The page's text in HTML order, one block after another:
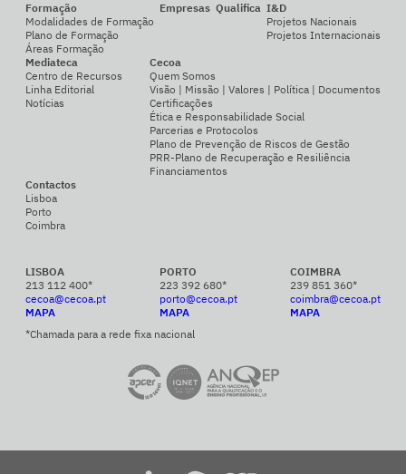
Formação
Modalidades de Formação
Plano de Formação
Áreas Formação
Empresas Qualifica I&D
Projetos Nacionais
Projetos Internacionais
Mediateca
Centro de Recursos
Linha Editorial
Notícias
Cecoa
Quem Somos
Visão | Missão | Valores | Política | Documentos
Certificações
Ética e Responsabilidade Social
Parcerias e Protocolos
Plano de Prevenção de Riscos de Gestão
PRR-Plano de Recuperação e Resiliência
Financiamentos
Contactos
Lisboa
Porto
Coimbra
LISBOA
213 112 400*
cecoa@cecoa.pt
MAPA
PORTO
223 392 680*
porto@cecoa.pt
MAPA
COIMBRA
239 851 360*
coimbra@cecoa.pt
MAPA
*Chamada para a rede fixa nacional